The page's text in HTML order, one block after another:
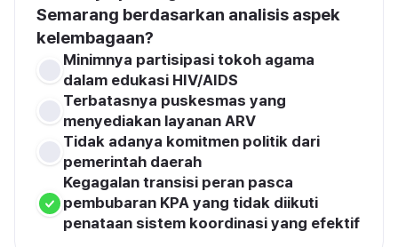
Semarang berdasarkan analisis aspek
kelembagaan?
Minimnya partisipasi tokoh agama
dalam edukasi HIV/AIDS
Terbatasnya puskesmas yang
menyediakan layanan ARV
Tidak adanya komitmen politik dari
pemerintah daerah
Kegagalan transisi peran pasca
pembubaran KPA yang tidak diikuti
penataan sistem koordinasi yang efektif